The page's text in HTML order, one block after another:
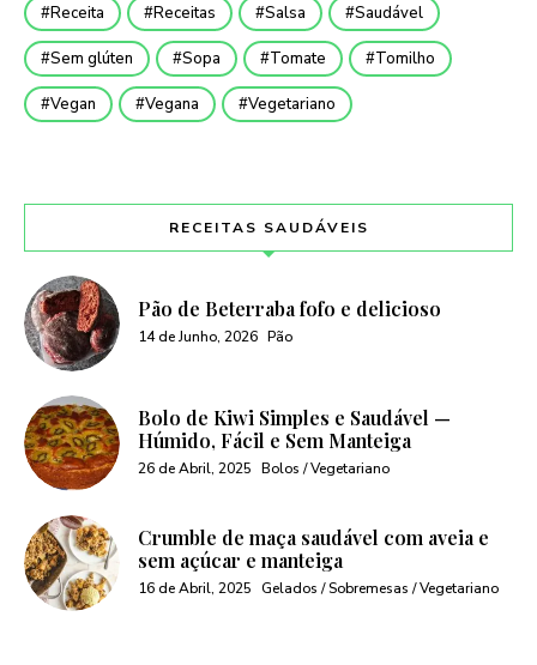
Receita Receitas Salsa Saudável
Sem glúten Sopa Tomate Tomilho
Vegan Vegana Vegetariano
RECEITAS SAUDÁVEIS
Pão de Beterraba fofo e delicioso
14 de Junho, 2026 Pão
Bolo de Kiwi Simples e Saudável —
Húmido, Fácil e Sem Manteiga
26 de Abril, 2025 Bolos / Vegetariano
Crumble de maça saudável com aveia e
sem açúcar e manteiga
16 de Abril, 2025 Gelados / Sobremesas / Vegetariano